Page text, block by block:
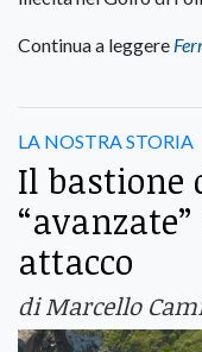
Continua a leggere
LA NOSTRA STORIA
Il bastione
attacco
di Marcello